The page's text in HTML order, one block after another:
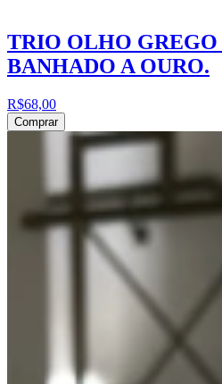
TRIO OLHO
BANHADO A OURO.
R$68,00
Comprar